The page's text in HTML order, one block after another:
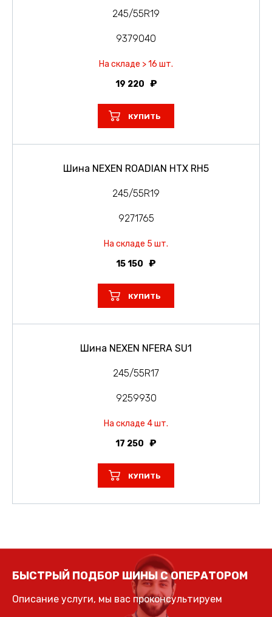
245/55R19
9379040
На складе > 16 шт.
19 220
КУПИТЬ
Шина NEXEN ROADIAN HTX RH5
245/55R19
9271765
На складе 5 шт.
15 150
КУПИТЬ
Шина NEXEN NFERA SU1
245/55R17
9259930
На складе 4 шт.
17 250
КУПИТЬ
БЫСТРЫЙ ПОДБОР ШИНЫ С ОПЕРАТОРОМ
Описание услуги, мы вас проконсультируем